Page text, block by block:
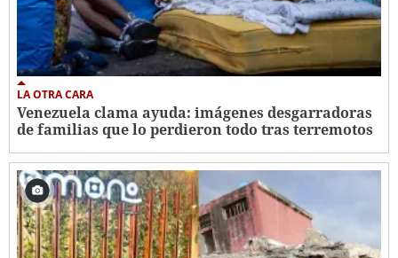
LA OTRA CARA
Venezuela clama ayuda: imágenes desgarradoras
de familias que lo perdieron todo tras terremotos